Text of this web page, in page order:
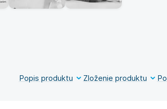
Popis produktu Zloženie produktu